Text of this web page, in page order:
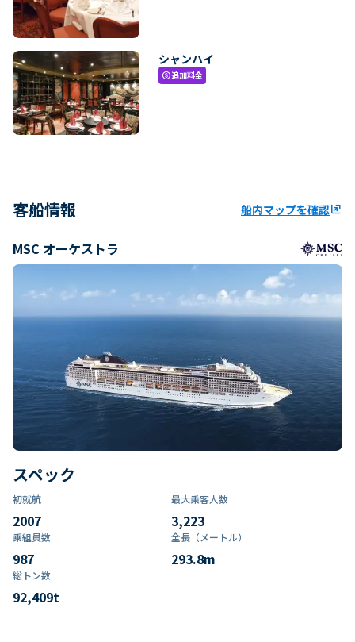
シャンハイ
paid追加料金
客船情報 船内マップを確認ungroup
MSC オーケストラ
スペック
初就航
2007
最大乗客人数
3,223
乗組員数​
987
全長（メートル）
293.8m
総トン数​
92,409t